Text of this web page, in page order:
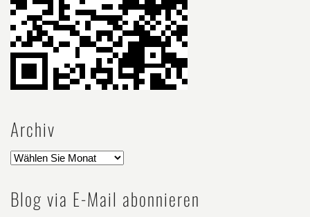
Archiv
Blog via E-Mail abonnieren